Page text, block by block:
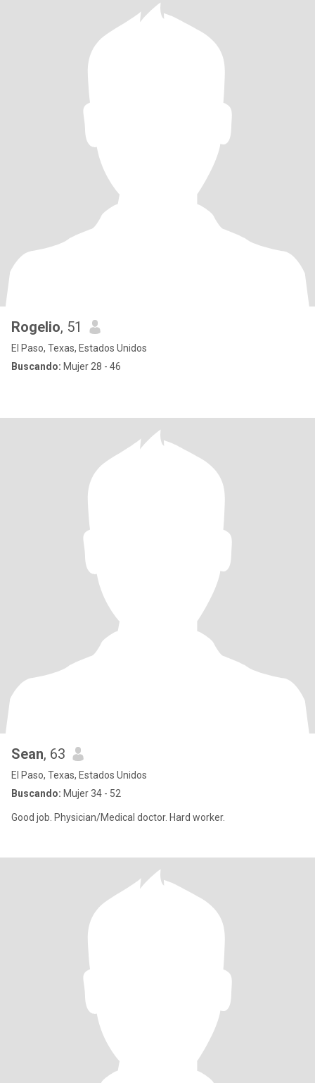
Rogelio, 51
El Paso, Texas, Estados Unidos
Buscando: Mujer 28 - 46
Sean, 63
El Paso, Texas, Estados Unidos
Buscando: Mujer 34 - 52
Good job. Physician/Medical doctor. Hard worker.